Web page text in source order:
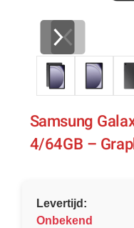
Samsung
4/64GB –
Levertijd:
Onbekend